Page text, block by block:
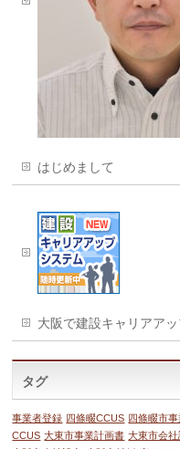
はじめまして
大阪で建設キャリアア
タグ
事業者登録 四條畷CCUS 四條畷市
CCUS 大東市事業計画書 大東市会社